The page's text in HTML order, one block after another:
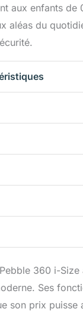
aux enfants
aléas du
360 i-
Ses
son prix